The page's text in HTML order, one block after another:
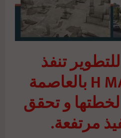
تنفذ
مشروع H MALL بالعاصمة
لخطتها و تحقق
مرتفعة.